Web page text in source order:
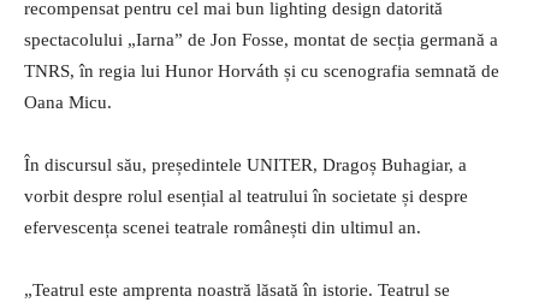
recompensat pentru cel mai bun lighting design datorită
spectacolului „Iarna” de Jon Fosse, montat de secția germană a
TNRS, în regia lui Hunor Horváth și cu scenografia semnată de
Oana Micu.
În discursul său, președintele UNITER, Dragoș Buhagiar, a
vorbit despre rolul esențial al teatrului în societate și despre
efervescența scenei teatrale românești din ultimul an.
„Teatrul este amprenta noastră lăsată în istorie. Teatrul se